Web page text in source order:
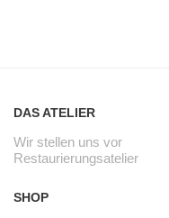
DAS ATELIER
Wir stellen uns vor
Restaurierungsatelier
SHOP